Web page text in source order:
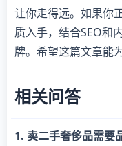
让你走得远。如果你
质入手，结合SEO和
牌。希望这篇文章能
相关问答
1. 卖二手奢侈品需要